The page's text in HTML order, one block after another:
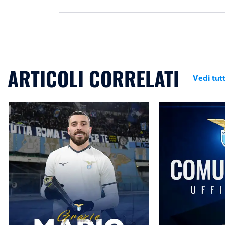
ARTICOLI CORRELATI Vedi